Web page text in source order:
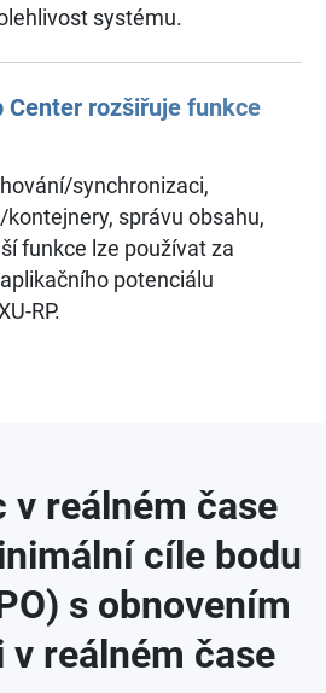
systému.
Center rozšiřuje funkce
synchronizaci,
správu obsahu,
funkce lze používat za
potenciálu
RP.
v reálném čase
cíle bodu
s obnovením
v reálném čase